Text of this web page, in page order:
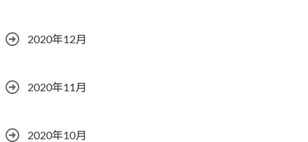
2020年12月
2020年11月
2020年10月